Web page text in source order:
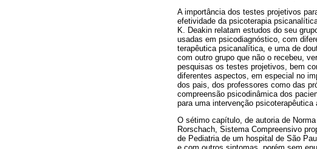
A importância dos testes projetivos
efetividade da psicoterapia
K. Deakin relatam estudos do seu
usadas em psicodiagnóstico, com
terapêutica psicanalítica, e uma de
com outro grupo que não o recebeu,
pesquisas os testes projetivos, bem
diferentes aspectos, em especial no
dos pais, dos professores como das
compreensão psicodinâmica dos
para uma intervenção psicoterapêutica
O sétimo capítulo, de autoria de
Rorschach, Sistema Compreensivo
de Pediatria de um hospital de São